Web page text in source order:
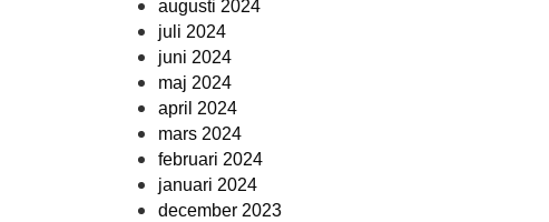
augusti 2024
juli 2024
juni 2024
maj 2024
april 2024
mars 2024
februari 2024
januari 2024
december 2023